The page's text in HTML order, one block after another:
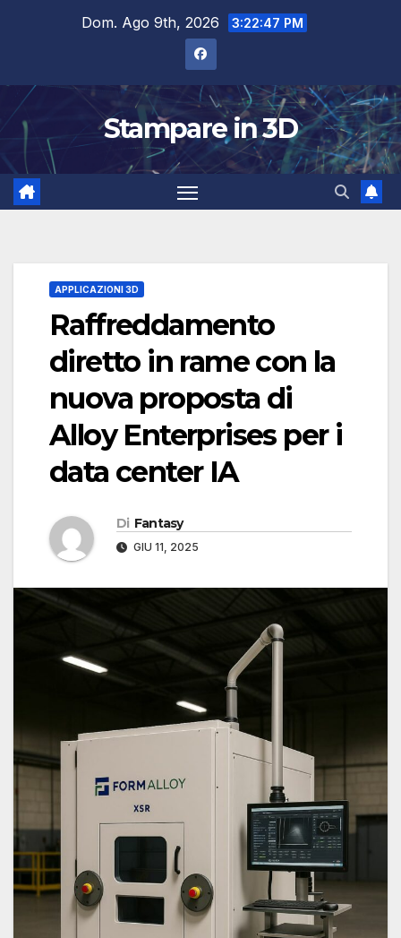
Dom. Ago 9th, 2026 3:22:48 PM
Stampare in 3D
APPLICAZIONI 3D
Raffreddamento
diretto in rame con la
nuova proposta di
Alloy Enterprises per i
data center IA
Di Fantasy
GIU 11, 2025